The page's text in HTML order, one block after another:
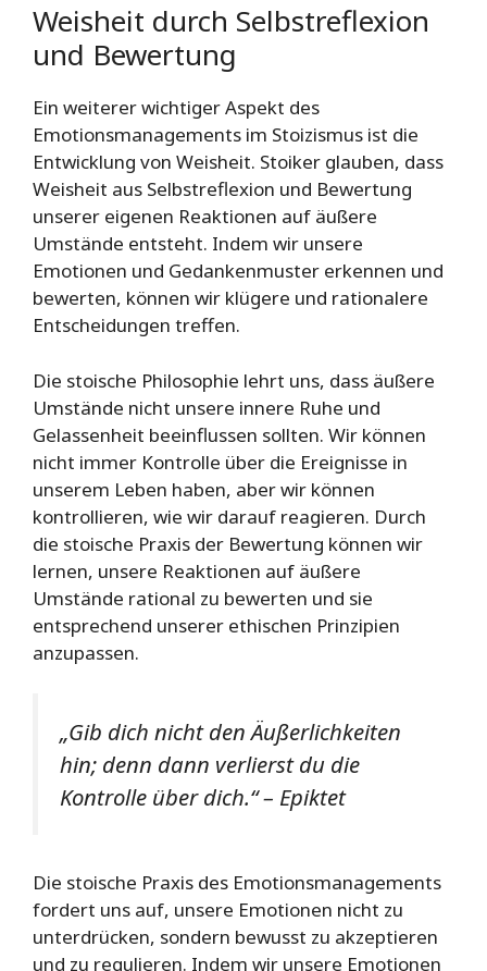
Weisheit durch Selbstreflexion
und Bewertung
Ein weiterer wichtiger Aspekt des
Emotionsmanagements im Stoizismus ist die
Entwicklung von Weisheit. Stoiker glauben, dass
Weisheit aus Selbstreflexion und Bewertung
unserer eigenen Reaktionen auf äußere
Umstände entsteht. Indem wir unsere
Emotionen und Gedankenmuster erkennen und
bewerten, können wir klügere und rationalere
Entscheidungen treffen.
Die stoische Philosophie lehrt uns, dass äußere
Umstände nicht unsere innere Ruhe und
Gelassenheit beeinflussen sollten. Wir können
nicht immer Kontrolle über die Ereignisse in
unserem Leben haben, aber wir können
kontrollieren, wie wir darauf reagieren. Durch
die stoische Praxis der Bewertung können wir
lernen, unsere Reaktionen auf äußere
Umstände rational zu bewerten und sie
entsprechend unserer ethischen Prinzipien
anzupassen.
„Gib dich nicht den Äußerlichkeiten
hin; denn dann verlierst du die
Kontrolle über dich.“ – Epiktet
Die stoische Praxis des Emotionsmanagements
fordert uns auf, unsere Emotionen nicht zu
unterdrücken, sondern bewusst zu akzeptieren
und zu regulieren. Indem wir unsere Emotionen